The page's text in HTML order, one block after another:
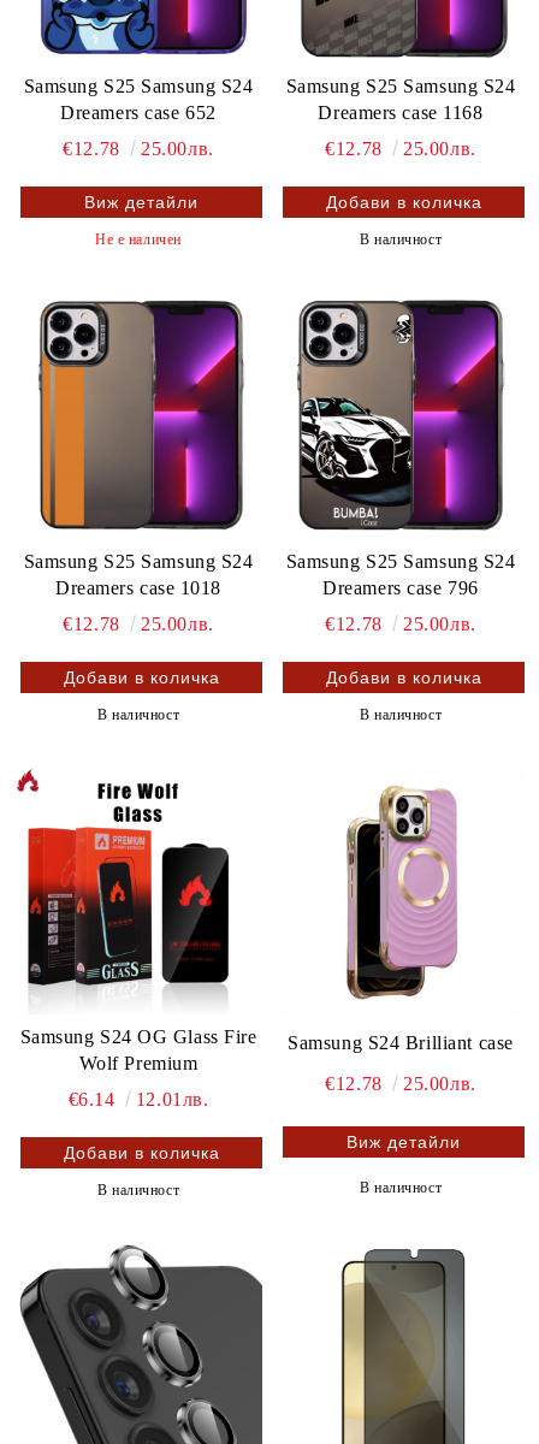
Samsung S25 Samsung S24
Dreamers case 652
€12.78
25.00лв.
Виж детайли
Не е наличен
Samsung S25 Samsung S24
Dreamers case 1168
€12.78
25.00лв.
В наличност
Samsung S25 Samsung S24
Dreamers case 1018
€12.78
25.00лв.
В наличност
Samsung S25 Samsung S24
Dreamers case 796
€12.78
25.00лв.
В наличност
Samsung S24 OG Glass Fire
Wolf Premium
€6.14
12.01лв.
В наличност
Samsung S24 Brilliant case
€12.78 25.00лв.
Виж детайли
В наличност